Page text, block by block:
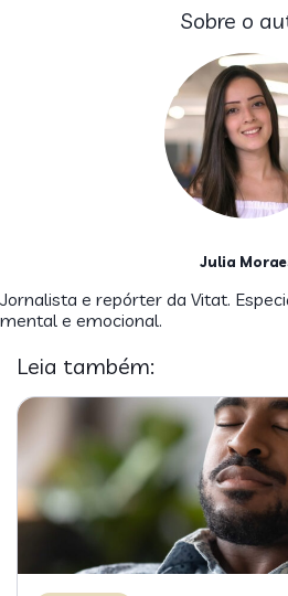
Sobre o
Julia
Jornalista e repórter da Vitat.
mental e emocional.
Leia também: